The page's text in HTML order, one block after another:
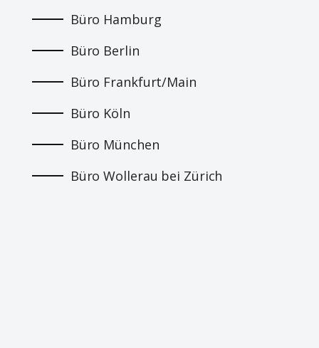
Büro Hamburg
Büro Berlin
Büro Frankfurt/Main
Büro Köln
Büro München
Büro Wollerau bei Zürich